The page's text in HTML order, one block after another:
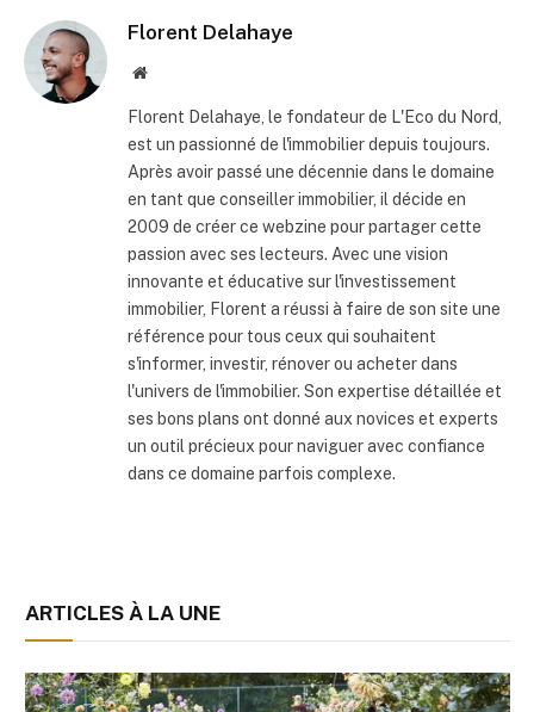
Florent Delahaye
Site
Florent Delahaye, le fondateur de L'Eco du Nord,
est un passionné de l'immobilier depuis toujours.
Après avoir passé une décennie dans le domaine
en tant que conseiller immobilier, il décide en
2009 de créer ce webzine pour partager cette
passion avec ses lecteurs. Avec une vision
innovante et éducative sur l'investissement
immobilier, Florent a réussi à faire de son site une
référence pour tous ceux qui souhaitent
s'informer, investir, rénover ou acheter dans
l'univers de l'immobilier. Son expertise détaillée et
ses bons plans ont donné aux novices et experts
un outil précieux pour naviguer avec confiance
dans ce domaine parfois complexe.
ARTICLES À LA UNE